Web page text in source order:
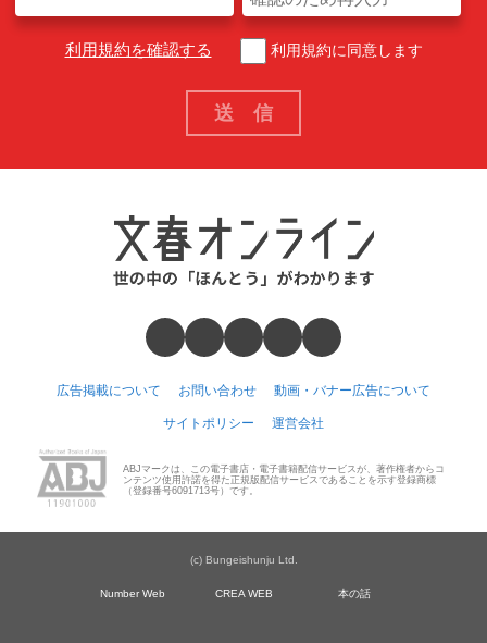
利用規約を確認する 利用規約に同意します
広告掲載について お問い合わせ 動画・バナー広告について
サイトポリシー 運営会社
ABJマークは、この電子書店・電子書籍配信サービスが、著作権者からコ
ンテンツ使用許諾を得た正規版配信サービスであることを示す登録商標
（登録番号6091713号）です。
(c) Bungeishunju Ltd.
Number Web CREA WEB 本の話